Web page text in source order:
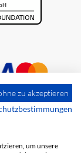
zu akzeptieren
um unsere